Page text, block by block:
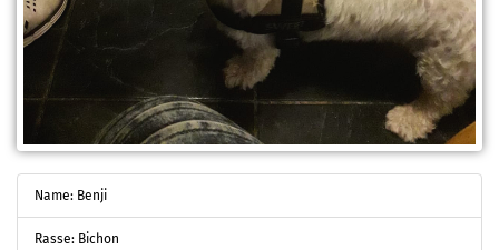
Name: Benji
Rasse: Bichon